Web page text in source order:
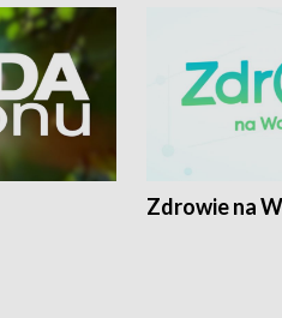
Zdrowie na